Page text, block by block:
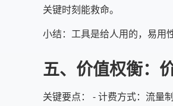
关键时刻能救命。
小结：工具是给人用的，易用
五、价值权衡：
关键要点： - 计费方式：流量